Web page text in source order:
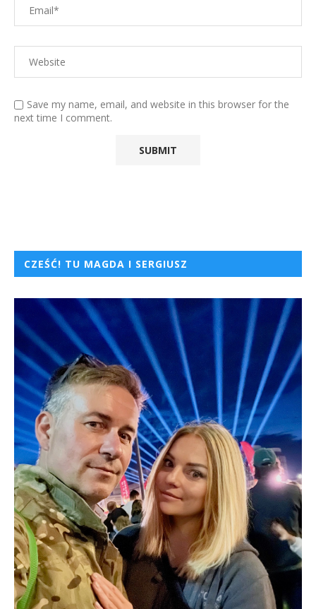
Save my name, email, and website in this browser for the
next time I comment.
CZEŚĆ! TU MAGDA I SERGIUSZ